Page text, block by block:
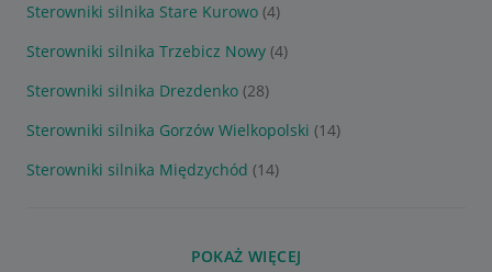
Sterowniki silnika Stare Kurowo (4)
Sterowniki silnika Trzebicz Nowy (4)
Sterowniki silnika Drezdenko (28)
Sterowniki silnika Gorzów Wielkopolski (14)
Sterowniki silnika Międzychód (14)
POKAŻ WIĘCEJ